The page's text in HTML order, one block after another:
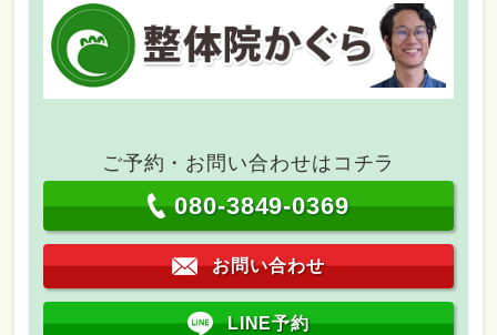
ご予約・お問い合わせはコチラ
080-3849-0369
お問い合わせ
LINE予約